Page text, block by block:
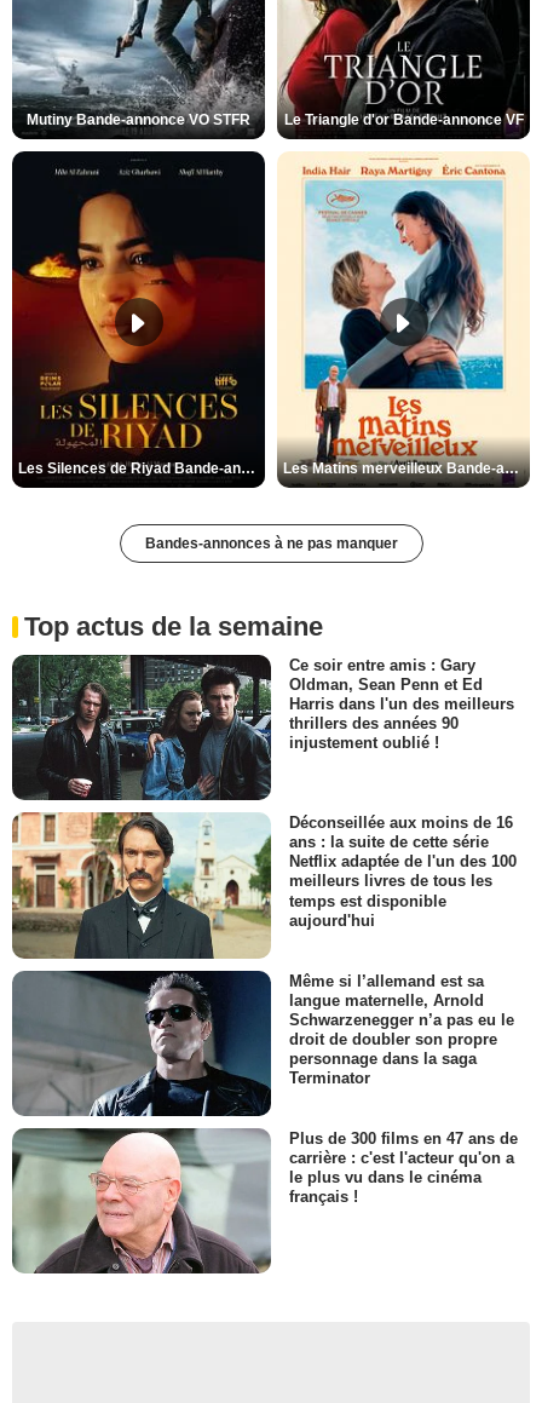
Mutiny Bande-annonce VO STFR Le Triangle d'or Bande-annonce VF
Les Silences de Riyad Bande-annonce VO STFR Les Matins merveilleux Bande-annonce VF
Bandes-annonces à ne pas manquer
Top actus de la semaine
Ce soir entre amis : Gary
Oldman, Sean Penn et Ed
Harris dans l'un des meilleurs
thrillers des années 90
injustement oublié !
Déconseillée aux moins de 16
ans : la suite de cette série
Netflix adaptée de l'un des 100
meilleurs livres de tous les
temps est disponible
aujourd'hui
Même si l’allemand est sa
langue maternelle, Arnold
Schwarzenegger n’a pas eu le
droit de doubler son propre
personnage dans la saga
Terminator
Plus de 300 films en 47 ans de
carrière : c'est l'acteur qu'on a
le plus vu dans le cinéma
français !